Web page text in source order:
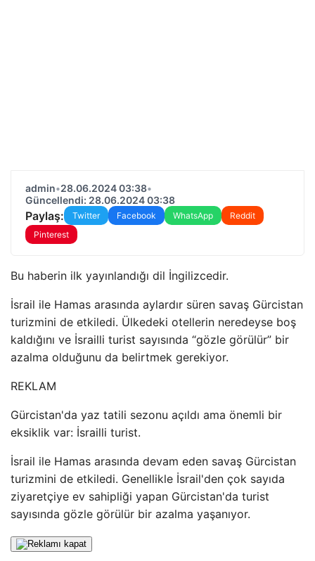
admin•28.06.2024 03:38•
Güncellendi: 28.06.2024 03:38
Paylaş: Twitter Facebook WhatsApp
Reddit
Pinterest
Bu haberin ilk yayınlandığı dil İngilizcedir.
İsrail ile Hamas arasında aylardır süren savaş Gürcistan
turizmini de etkiledi. Ülkedeki otellerin neredeyse boş
kaldığını ve İsrailli turist sayısında “gözle görülür” bir
azalma olduğunu da belirtmek gerekiyor.
REKLAM
Gürcistan'da yaz tatili sezonu açıldı ama önemli bir
eksiklik var: İsrailli turist.
İsrail ile Hamas arasında devam eden savaş Gürcistan
turizmini de etkiledi. Genellikle İsrail'den çok sayıda
ziyaretçiye ev sahipliği yapan Gürcistan'da turist
sayısında gözle görülür bir azalma yaşanıyor.